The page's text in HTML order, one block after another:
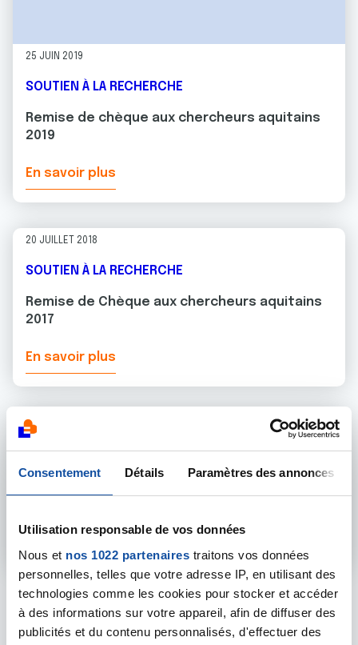
Consentement Détails Paramètres des annonces
Utilisation responsable de vos données
Nous et nos 1022 partenaires traitons vos données
personnelles, telles que votre adresse IP, en utilisant des
technologies comme les cookies pour stocker et accéder
à des informations sur votre appareil, afin de diffuser des
publicités et du contenu personnalisés, d'effectuer des
25 JUIN 2019
SOUTIEN À LA RECHERCHE
Remise de chèque aux chercheurs aquitains
2019
En savoir plus
20 JUILLET 2018
SOUTIEN À LA RECHERCHE
Remise de Chèque aux chercheurs aquitains
2017
En savoir plus
20 JUILLET 2018
SOUTIEN À LA RECHERCHE
Toutes les actualités